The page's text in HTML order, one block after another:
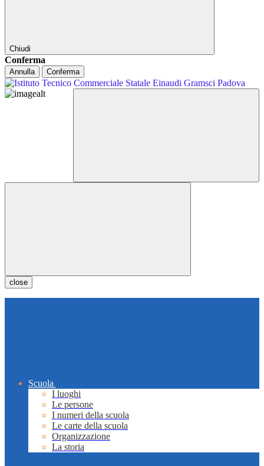
Chiudi
Conferma
Annulla Conferma
close
Scuola
I luoghi
Le persone
I numeri della scuola
Le carte della scuola
Organizzazione
La storia